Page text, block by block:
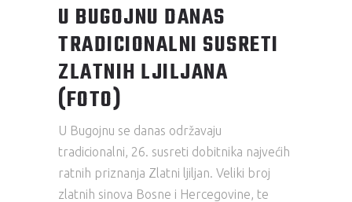
U BUGOJNU DANAS
TRADICIONALNI SUSRETI
ZLATNIH LJILJANA
(FOTO)
U Bugojnu se danas održavaju
tradicionalni, 26. susreti dobitnika najvećih
ratnih priznanja Zlatni ljiljan. Veliki broj
zlatnih sinova Bosne i Hercegovine, te